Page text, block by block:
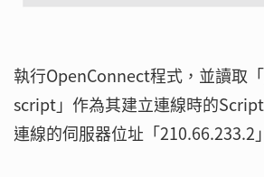
執行OpenConnect程式，並讀取
script」作為其建立連線時的
連線的伺服器位址「210.66.233.2